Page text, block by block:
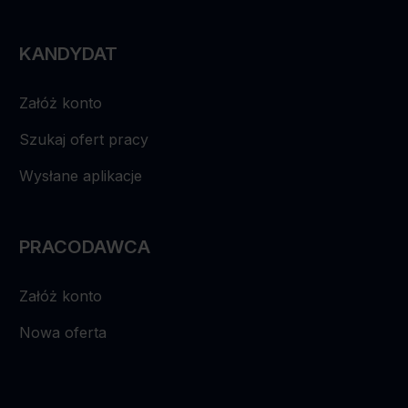
do cofnięcia zgody na ich przetwarzanie.
KANDYDAT
Załóż konto
Szukaj ofert pracy
Wysłane aplikacje
PRACODAWCA
Załóż konto
Nowa oferta